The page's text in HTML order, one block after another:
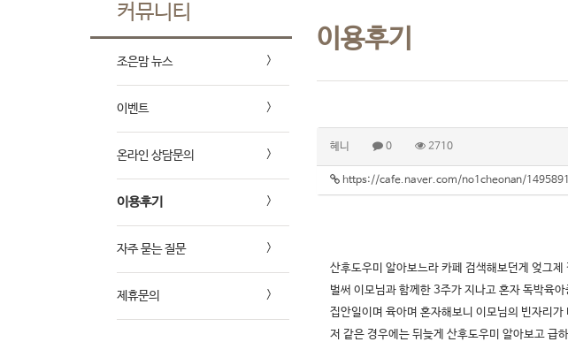
커뮤니티
조은맘 뉴스
이벤트
온라인 상담문의
이용후기
자주 묻는 질문
제휴문의
이용후기
혜니 0 2710
https://cafe.naver.com/no1cheonan/
산후도우미 알아보느라 카페 검색해보던게 엊그제
벌써 이모님과 함께한 3주가 지나고 혼자 독박육
집안일이며 육아며 혼자해보니 이모님의 빈자리
저 같은 경우에는 뒤늦게 산후도우미 알아보고 급